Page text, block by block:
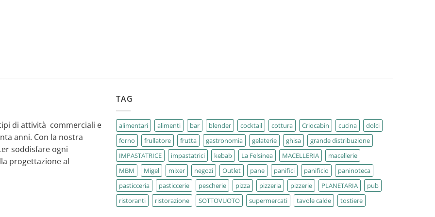
di attività commerciali e
anni. Con la nostra
soddisfare ogni
progettazione al
TAG
alimentari alimenti bar blender cocktail cottura Criocabin cucina
dolci
forno
frullatore frutta gastronomia gelaterie ghisa
grande distribuzione
IMPASTATRICE
impastatrici kebab La Felsinea MACELLERIA
macellerie
MBM
Migel mixer negozi Outlet pane panifici panificio
paninoteca
pasticceria
pasticcerie pescherie pizza pizzeria pizzerie PLANETARIA
pub
ristoranti
ristorazione SOTTOVUOTO supermercati tavole calde tostiere